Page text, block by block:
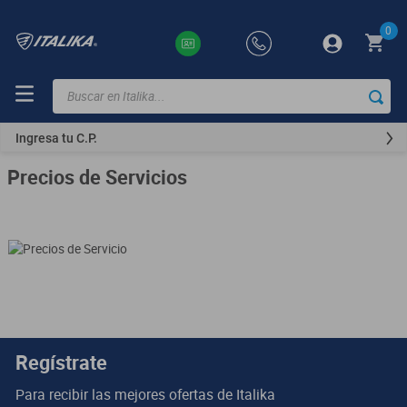
0
Buscar en Italika...
Ingresa tu C.P.
Precios de Servicios
Regístrate
Para recibir las mejores ofertas de Italika
TÉRMINOS
MÁS
ft150
motoneta
motos
300z
vortex